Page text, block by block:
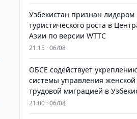
Узбекистан признан лидером
туристического роста в
Азии по версии WTTC
21:15 · 06/08
ОБСЕ содействует
системы управления женской
трудовой миграцией в
21:00 · 06/08